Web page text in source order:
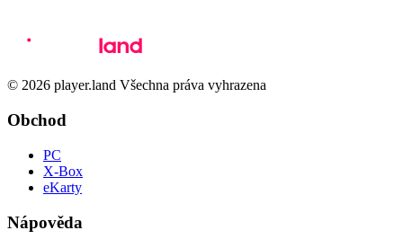
© 2026 player.land Všechna práva vyhrazena
Obchod
PC
X-Box
eKarty
Nápověda